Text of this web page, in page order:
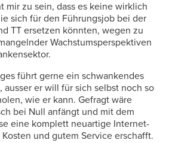
mir zu sein, dass es keine wirklich
sich für den Führungsjob bei der
TT ersetzen könnten, wegen zu
Wachstumsperspektiven
führt gerne ein schwankendes
er will für sich selbst noch so
wie er kann. Gefragt wäre
bei Null anfängt und mit dem
eine komplett neuartige Internet-
und gutem Service erschafft.